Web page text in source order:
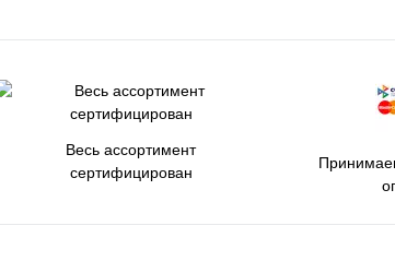
Весь ассортимент
сертифицирован